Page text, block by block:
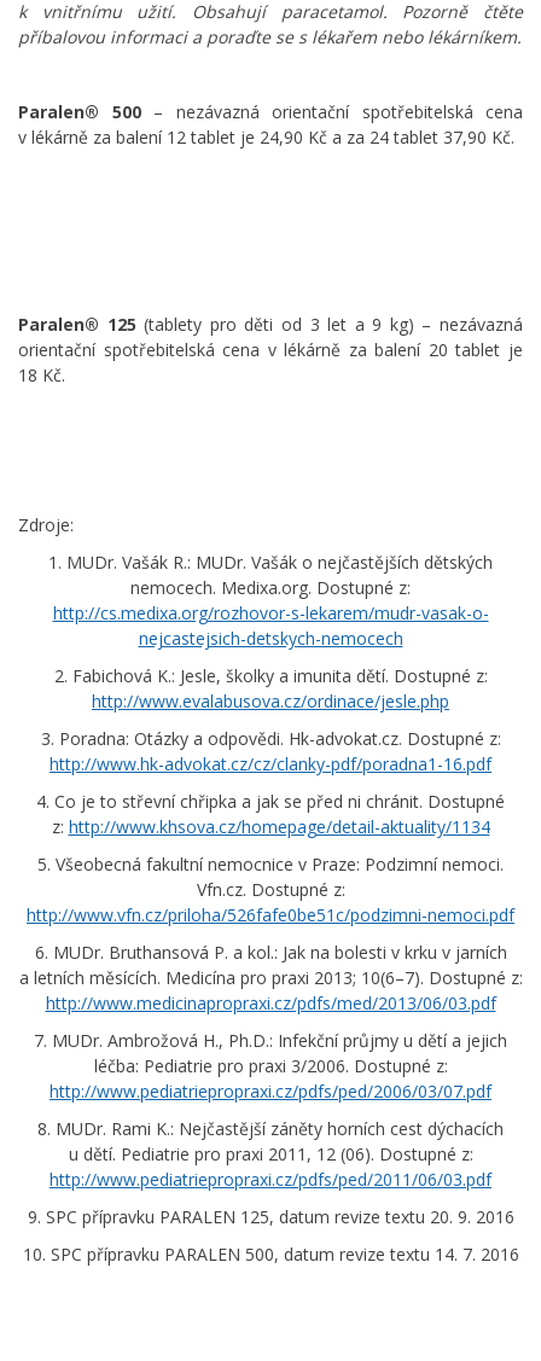
k vnitřnímu užití. Obsahují paracetamol. Pozorně čtěte
příbalovou informaci a poraďte se s lékařem nebo lékárníkem.
Paralen® 500– nezávazná orientační spotřebitelská cena
v lékárně za balení 12 tablet je 24,90 Kč a za 24 tablet 37,90 Kč.
Paralen® 125 (tablety pro děti od 3 let a 9 kg) – nezávazná
orientační spotřebitelská cena v lékárně za balení 20 tablet je
18 Kč.
Zdroje:
1. MUDr. Vašák R.: MUDr. Vašák o nejčastějších dětských
nemocech. Medixa.org. Dostupné z:
http://cs.medixa.org/rozhovor-s-lekarem/mudr-vasak-o-
nejcastejsich-detskych-nemocech
2. Fabichová K.: Jesle, školky a imunita dětí. Dostupné z:
http://www.evalabusova.cz/ordinace/jesle.php
3. Poradna: Otázky a odpovědi. Hk-advokat.cz. Dostupné z:
http://www.hk-advokat.cz/cz/clanky-pdf/poradna1-16.pdf
4. Co je to střevní chřipka a jak se před ni chránit. Dostupné
z: http://www.khsova.cz/homepage/detail-aktuality/1134
5. Všeobecná fakultní nemocnice v Praze: Podzimní nemoci.
Vfn.cz. Dostupné z:
http://www.vfn.cz/priloha/526fafe0be51c/podzimni-nemoci.pdf
6. MUDr. Bruthansová P. a kol.: Jak na bolesti v krku v jarních
a letních měsících. Medicína pro praxi 2013; 10(6–7). Dostupné z:
http://www.medicinapropraxi.cz/pdfs/med/2013/06/03.pdf
7. MUDr. Ambrožová H., Ph.D.: Infekční průjmy u dětí a jejich
léčba: Pediatrie pro praxi 3/2006. Dostupné z:
http://www.pediatriepropraxi.cz/pdfs/ped/2006/03/07.pdf
8. MUDr. Rami K.: Nejčastější záněty horních cest dýchacích
u dětí. Pediatrie pro praxi 2011, 12 (06). Dostupné z:
http://www.pediatriepropraxi.cz/pdfs/ped/2011/06/03.pdf
9. SPC přípravku PARALEN 125, datum revize textu 20. 9. 2016
10. SPC přípravku PARALEN 500, datum revize textu 14. 7. 2016